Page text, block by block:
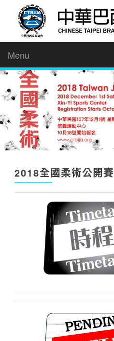
Menu
2018全國柔術公開賽